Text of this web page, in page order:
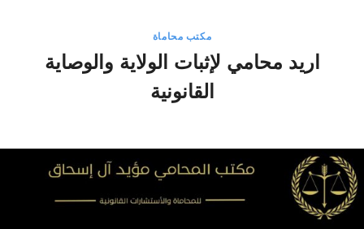
مكتب محاماة
اريد محامي لإثبات الولاية والوصاية
القانونية